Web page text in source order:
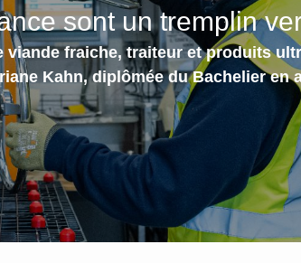
sont un tremplin
fraiche, traiteur et produits
Kahn, diplômée du Bachelier en